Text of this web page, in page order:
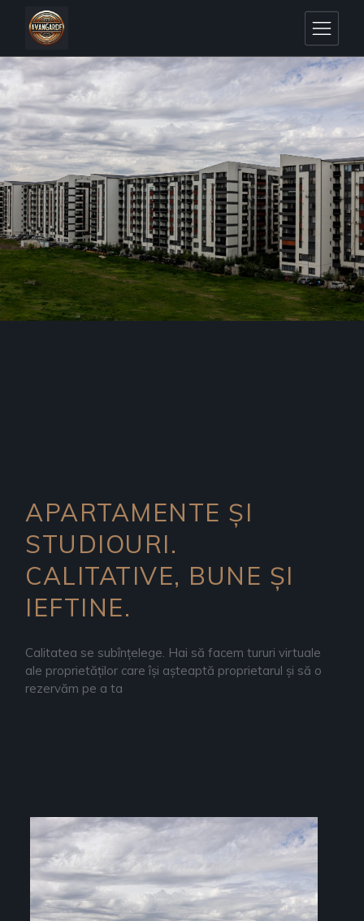
APARTAMENTE ȘI
STUDIOURI.
CALITATIVE, BUNE ȘI
IEFTINE.
Calitatea se subînțelege. Hai să facem tururi virtuale
ale proprietăților care își așteaptă proprietarul și să o
rezervăm pe a ta